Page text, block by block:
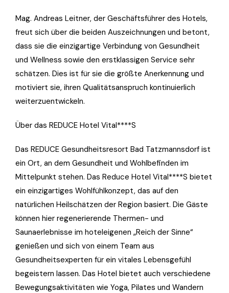
Mag. Andreas Leitner, der Geschäftsführer des Hotels,
freut sich über die beiden Auszeichnungen und betont,
dass sie die einzigartige Verbindung von Gesundheit
und Wellness sowie den erstklassigen Service sehr
schätzen. Dies ist für sie die größte Anerkennung und
motiviert sie, ihren Qualitätsanspruch kontinuierlich
weiterzuentwickeln.
Über das REDUCE Hotel Vital****S
Das REDUCE Gesundheitsresort Bad Tatzmannsdorf ist
ein Ort, an dem Gesundheit und Wohlbefinden im
Mittelpunkt stehen. Das Reduce Hotel Vital****S bietet
ein einzigartiges Wohlfühlkonzept, das auf den
natürlichen Heilschätzen der Region basiert. Die Gäste
können hier regenerierende Thermen- und
Saunaerlebnisse im hoteleigenen „Reich der Sinne“
genießen und sich von einem Team aus
Gesundheitsexperten für ein vitales Lebensgefühl
begeistern lassen. Das Hotel bietet auch verschiedene
Bewegungsaktivitäten wie Yoga, Pilates und Wandern